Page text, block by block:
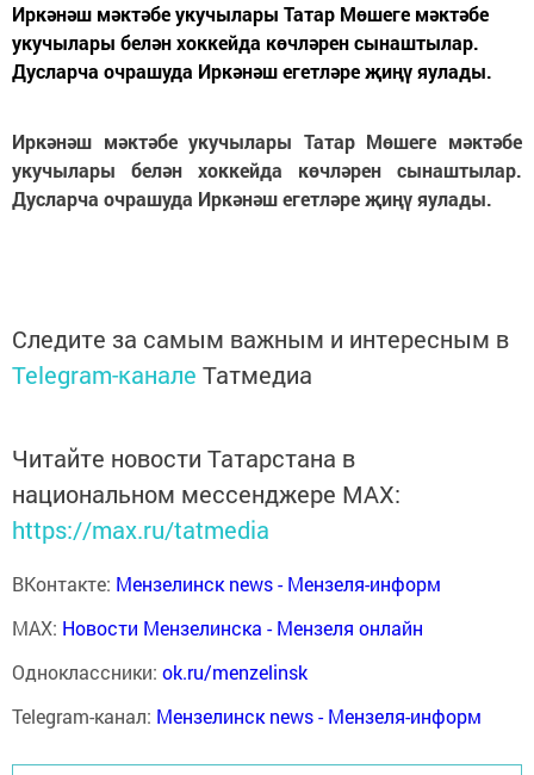
Иркәнәш мәктәбе укучылары Татар Мөшеге мәктәбе
укучылары белән хоккейда көчләрен сынаштылар.
Дусларча очрашуда Иркәнәш егетләре җиңү яулады.
Иркәнәш мәктәбе укучылары Татар Мөшеге мәктәбе
укучылары белән хоккейда көчләрен сынаштылар.
Дусларча очрашуда Иркәнәш егетләре җиңү яулады.
Следите за самым важным и интересным в
Telegram-канале Татмедиа
Читайте новости Татарстана в
национальном мессенджере MАХ:
https://max.ru/tatmedia
ВКонтакте: Мензелинск news - Мензеля-информ
MAX: Новости Мензелинска - Мензеля онлайн
Одноклассники: ok.ru/menzelinsk
Telegram-канал: Мензелинск news - Мензеля-информ